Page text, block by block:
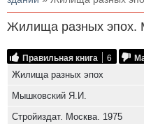
Жилища разных эпох.
Правильная книга 6
Жилища разных эпох
Мышковский Я.И.
Стройиздат. Москва. 1975